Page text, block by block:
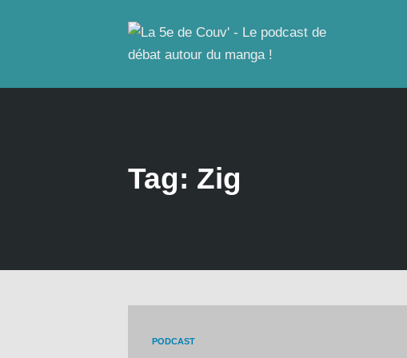
Tag: Zig
PODCAST